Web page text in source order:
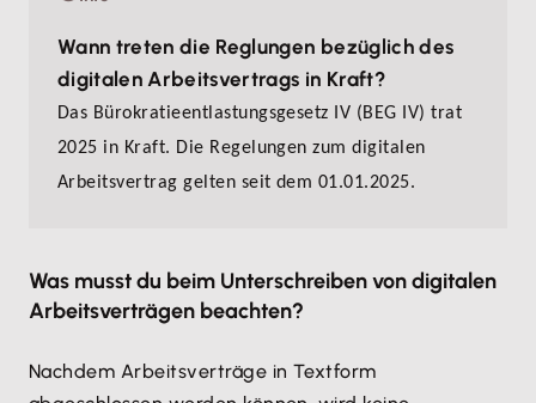
Wann treten die Reglungen bezüglich des
digitalen Arbeitsvertrags in Kraft?
Das Bürokratieentlastungsgesetz IV (BEG IV) trat
2025 in Kraft. Die Regelungen zum digitalen
Arbeitsvertrag gelten seit dem 01.01.2025.
Was musst du beim Unterschreiben von digitalen
Arbeitsverträgen beachten?
Nachdem Arbeitsverträge in Textform